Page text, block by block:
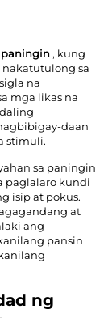
paningin, kung
sa
na
mga likas na
daan
stimuli.
sa paningin
paglalaro kundi
isip at pokus.
at
ang
pansin
ng